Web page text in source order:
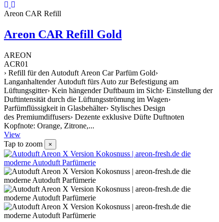
Areon CAR Refill
Areon CAR Refill Gold
AREON
ACR01
› Refill für den Autoduft Areon Car Parfüm Gold›
Langanhaltender Autoduft fürs Auto zur Befestigung am
Lüftungsgitter› Kein hängender Duftbaum im Sicht› Einstellung der
Duftintensität durch die Lüftungsströmung im Wagen›
Parfümflüssigkeit in Glasbehälter› Stylisches Design
des Premiumdiffusers› Dezente exklusive Düfte Duftnoten
Kopfnote: Orange, Zitrone,...
View
Tap to zoom
×